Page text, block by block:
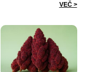
VEČ >